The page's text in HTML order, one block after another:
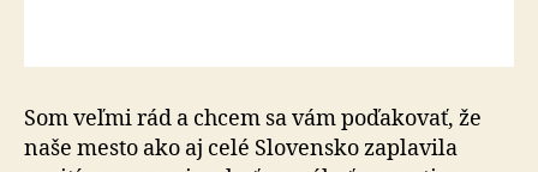
Som veľmi rád a chcem sa vám poďakovať, že
naše mesto ako aj celé Slovensko zaplavila